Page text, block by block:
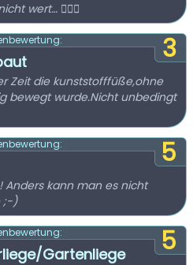
wert… 🤷🏼‍♂️
3
Zeit die kunststofffüße,ohne
bewegt wurde.Nicht unbedingt
5
Anders kann man es nicht
;-)
5
Gartenliege